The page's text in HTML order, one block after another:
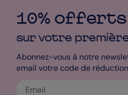
10% offerts
sur votre
Abonnez-vous à notre
email votre code de